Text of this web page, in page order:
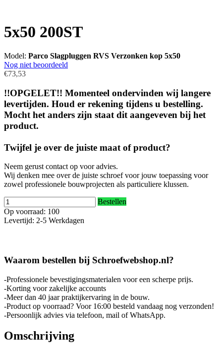
5x50 200ST
Model: Parco Slagpluggen RVS Verzonken kop 5x50
Nog niet beoordeeld
€73,53
!!OPGELET!! Momenteel ondervinden wij langere
levertijden. Houd er rekening tijdens u bestelling.
Mocht het anders zijn staat dit aangeveven bij het
product.
Twijfel je over de juiste maat of product?
Neem gerust contact op voor advies.
Wij denken mee over de juiste schroef voor jouw toepassing voor
zowel professionele bouwprojecten als particuliere klussen.
Bestellen
Op voorraad: 100
Levertijd: 2-5 Werkdagen
Waarom bestellen bij Schroefwebshop.nl?
-Professionele bevestigingsmaterialen voor een scherpe prijs.
-Korting voor zakelijke accounts
-Meer dan 40 jaar praktijkervaring in de bouw.
-Product op voorraad? Voor 16:00 besteld vandaag nog verzonden!
-Persoonlijk advies via telefoon, mail of WhatsApp.
Omschrijving